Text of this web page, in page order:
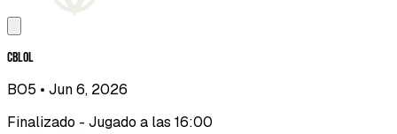
CBLOL
BO5 • Jun 6, 2026
Finalizado - Jugado a las 16:00